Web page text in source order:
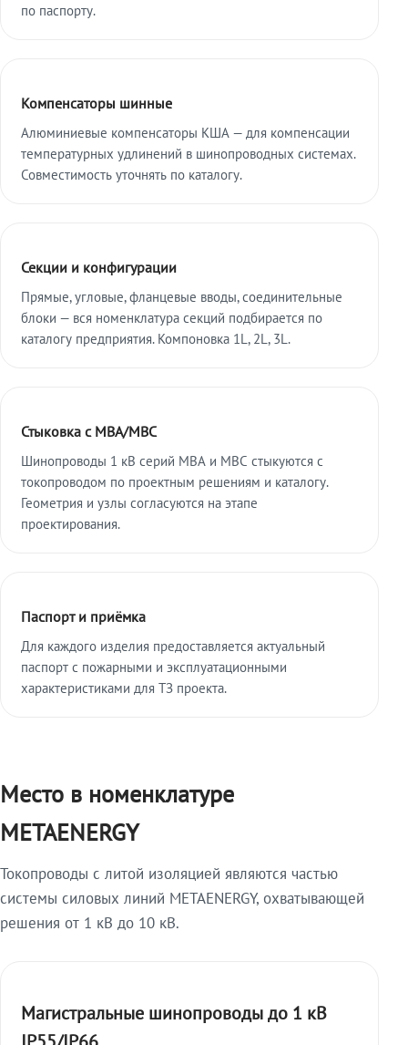
по паспорту.
Компенсаторы шинные
Алюминиевые компенсаторы КША — для компенсации
температурных удлинений в шинопроводных системах.
Совместимость уточнять по каталогу.
Секции и конфигурации
Прямые, угловые, фланцевые вводы, соединительные
блоки — вся номенклатура секций подбирается по
каталогу предприятия. Компоновка 1L, 2L, 3L.
Стыковка с МВА/МВС
Шинопроводы 1 кВ серий МВА и МВС стыкуются с
токопроводом по проектным решениям и каталогу.
Геометрия и узлы согласуются на этапе
проектирования.
Паспорт и приёмка
Для каждого изделия предоставляется актуальный
паспорт с пожарными и эксплуатационными
характеристиками для ТЗ проекта.
Место в номенклатуре
METAENERGY
Токопроводы с литой изоляцией являются частью
системы силовых линий METAENERGY, охватывающей
решения от 1 кВ до 10 кВ.
Магистральные шинопроводы до 1 кВ